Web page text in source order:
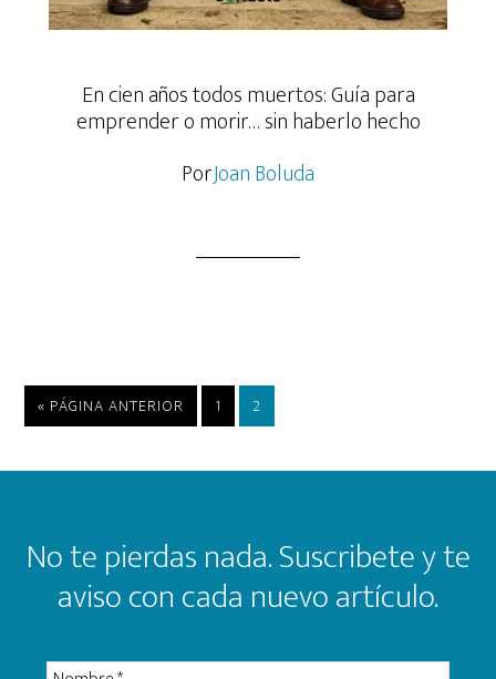
En cien años todos muertos: Guía para
emprender o morir… sin haberlo hecho
PorJoan Boluda
« IR
A
PÁGINA ANTERIOR PÁGINA
1 PÁGINA
2
Footer
No te pierdas nada. Suscribete y te
aviso con cada nuevo artículo.